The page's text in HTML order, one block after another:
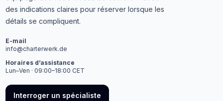
des indications claires pour réserver lorsque les
détails se compliquent.
E-mail
info@charterwerk.de
Horaires d’assistance
Lun–Ven · 09:00–18:00 CET
Interroger un spécialiste